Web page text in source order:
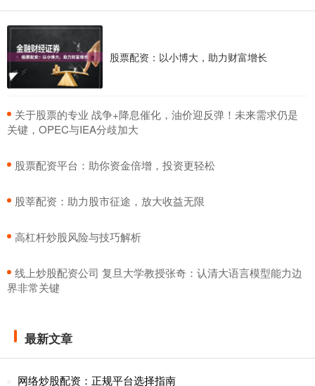
股票配资：以小博大，助力财富增长
​关于股票的专业 战争+降息催化，油价迎反弹！未来需求仍是
关键，OPEC与IEA分歧加大
​股票配资平台：助你资金倍增，投资更轻松
​股莘配资：助力股市征途，放大收益无限
​高杠杆炒股风险与技巧解析
​线上炒股配资公司 复旦大学教授张奇：认清大语言模型能力边
界非常关键
最新文章
网络炒股配资：正规平台选择指南